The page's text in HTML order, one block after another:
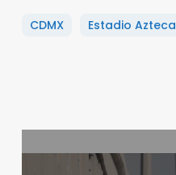
CDMX Estadio Azteca